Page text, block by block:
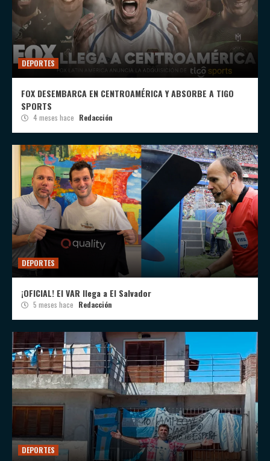
DEPORTES
FOX DESEMBARCA EN CENTROAMÉRICA Y ABSORBE A TIGO
SPORTS
4 meses hace Redacción
DEPORTES
¡OFICIAL! El VAR llega a El Salvador
5 meses hace Redacción
DEPORTES